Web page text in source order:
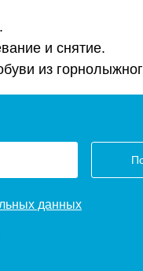
и снятие.
из
данных